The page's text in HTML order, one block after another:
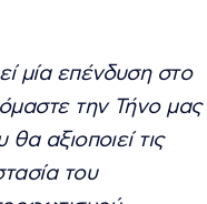
μία επένδυση στο
την Τήνο μας
αξιοποιεί τις
του